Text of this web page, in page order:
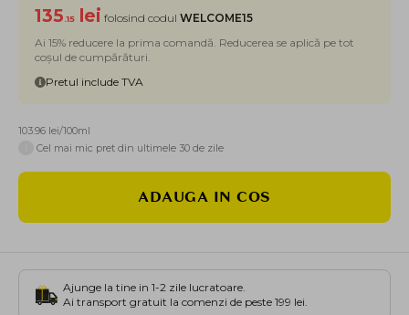
135 .15 lei folosind codul WELCOME15
Ai 15% reducere la prima comandă. Reducerea se aplică pe tot
coșul de cumpărături.
Pretul include TVA
103.96 lei/100ml
Cel mai mic pret din ultimele 30 de zile
ADAUGA IN COS
Ajunge la tine in 1-2 zile lucratoare.
Ai transport gratuit la comenzi de peste 199 lei.